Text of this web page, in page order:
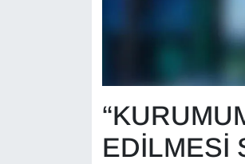
EDİLMESİ
RÖPORTAJ